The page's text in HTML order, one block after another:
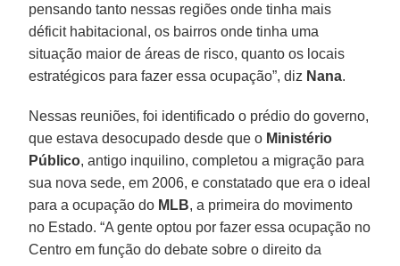
pensando tanto nessas regiões onde tinha mais
déficit habitacional, os bairros onde tinha uma
situação maior de áreas de risco, quanto os locais
estratégicos para fazer essa ocupação”, diz Nana.
Nessas reuniões, foi identificado o prédio do governo,
que estava desocupado desde que o Ministério
Público, antigo inquilino, completou a migração para
sua nova sede, em 2006, e constatado que era o ideal
para a ocupação do MLB, a primeira do movimento
no Estado. “A gente optou por fazer essa ocupação no
Centro em função do debate sobre o direito da